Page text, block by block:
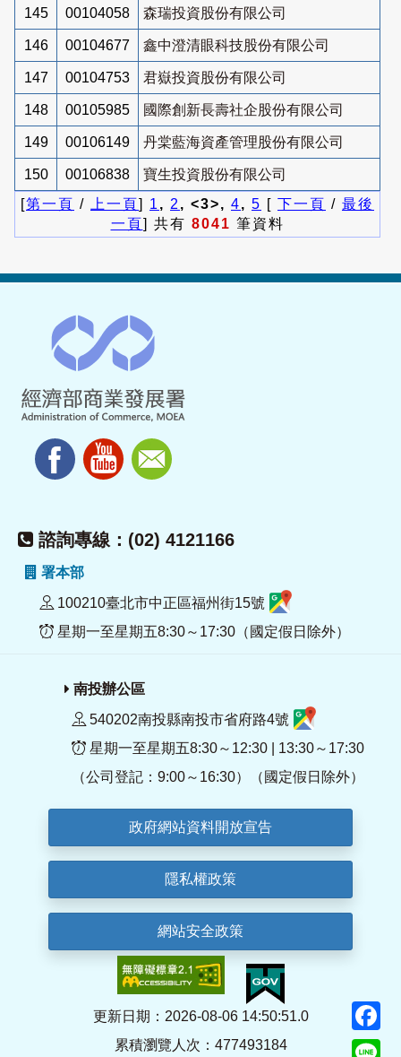
145 00104058 森瑞投資股份有限公司
146 00104677 鑫中澄清眼科技股份有限公司
147 00104753 君嶽投資股份有限公司
148 00105985 國際創新長壽社企股份有限公司
149 00106149 丹棠藍海資產管理股份有限公司
150 00106838
寶生投資股份有限公司
[第一頁 / 上一頁] 1 , 2 , <3>, 4, 5 [ 下一頁 / 最後
一頁] 共有 8041 筆資料
諮詢專線：(02) 4121166
署本部
100210臺北市中正區福州街15號
星期一至星期五8:30～17:30（國定假日除外）
南投辦公區
540202南投縣南投市省府路4號
星期一至星期五8:30～12:30 | 13:30～17:30
（公司登記：9:00～16:30）（國定假日除外）
政府網站資料開放宣告
隱私權政策
網站安全政策
更新日期：2026-08-06 14:50:51.0
累積瀏覽人次：477493184